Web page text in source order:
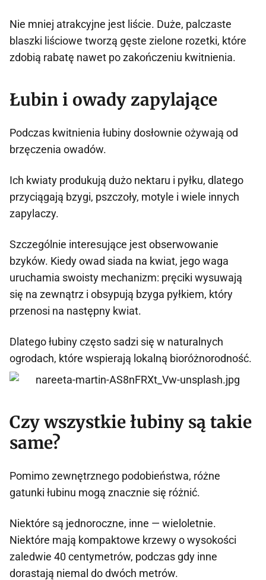
Nie mniej atrakcyjne jest liście. Duże, palczaste
blaszki liściowe tworzą gęste zielone rozetki, które
zdobią rabatę nawet po zakończeniu kwitnienia.
Łubin i owady zapylające
Podczas kwitnienia łubiny dosłownie ożywają od
brzęczenia owadów.
Ich kwiaty produkują dużo nektaru i pyłku, dlatego
przyciągają bzygi, pszczoły, motyle i wiele innych
zapylaczy.
Szczególnie interesujące jest obserwowanie
bzyków. Kiedy owad siada na kwiat, jego waga
uruchamia swoisty mechanizm: pręciki wysuwają
się na zewnątrz i obsypują bzyga pyłkiem, który
przenosi na następny kwiat.
Dlatego łubiny często sadzi się w naturalnych
ogrodach, które wspierają lokalną bioróżnorodność.
Czy wszystkie łubiny są takie
same?
Pomimo zewnętrznego podobieństwa, różne
gatunki łubinu mogą znacznie się różnić.
Niektóre są jednoroczne, inne — wieloletnie.
Niektóre mają kompaktowe krzewy o wysokości
zaledwie 40 centymetrów, podczas gdy inne
dorastają niemal do dwóch metrów.